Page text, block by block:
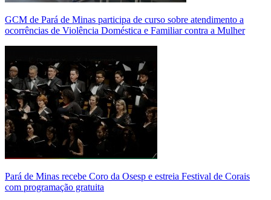
GCM de Pará de Minas participa de curso sobre atendimento a
ocorrências de Violência Doméstica e Familiar contra a Mulher
Pará de Minas recebe Coro da Osesp e estreia Festival de Corais
com programação gratuita